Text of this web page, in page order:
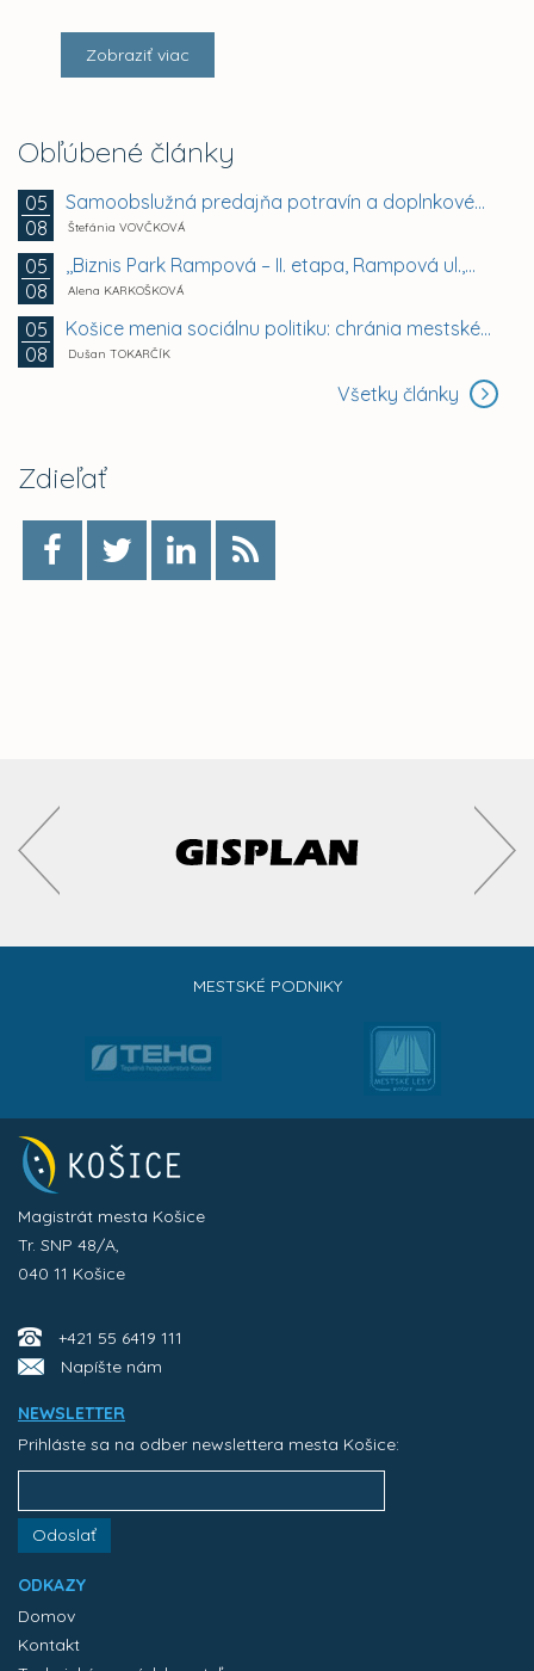
Zobraziť viac
Obľúbené články
05
08
Samoobslužná predajňa potravín a doplnkového tovaru
Štefánia VOVČKOVÁ
05
08
,,Biznis Park Rampová – II. etapa, Rampová ul.,...
Alena KARKOŠKOVÁ
05
08
Košice menia sociálnu politiku: chránia mestské byty...
Dušan TOKARČÍK
Všetky články
Zdieľať
MESTSKÉ PODNIKY
Magistrát mesta Košice
Tr. SNP 48/A,
040 11 Košice
+421 55 6419 111
Napíšte nám
NEWSLETTER
Prihláste sa na odber newslettera mesta Košice:
Odoslať
ODKAZY
Domov
Kontakt